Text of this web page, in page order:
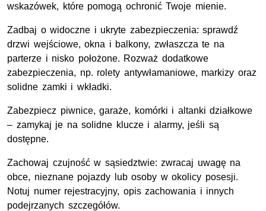
wskazówek, które pomogą ochronić Twoje mienie.
Zadbaj o widoczne i ukryte zabezpieczenia: sprawdź
drzwi wejściowe, okna i balkony, zwłaszcza te na
parterze i nisko położone. Rozważ dodatkowe
zabezpieczenia, np. rolety antywłamaniowe, markizy oraz
solidne zamki i wkładki.
Zabezpiecz piwnice, garaże, komórki i altanki działkowe
– zamykaj je na solidne klucze i alarmy, jeśli są
dostępne.
Zachowaj czujność w sąsiedztwie: zwracaj uwagę na
obce, nieznane pojazdy lub osoby w okolicy posesji.
Notuj numer rejestracyjny, opis zachowania i innych
podejrzanych szczegółów.